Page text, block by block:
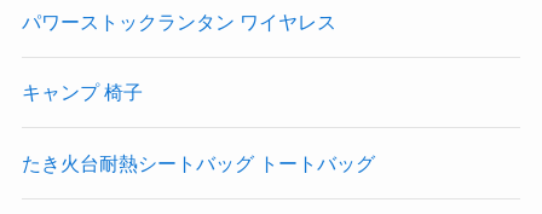
パワーストックランタン ワイヤレス
キャンプ 椅子
たき火台耐熱シートバッグ トートバッグ